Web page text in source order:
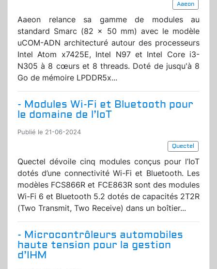
Aaeon
Aaeon relance sa gamme de modules au
standard Smarc (82 x 50 mm) avec le modèle
uCOM-ADN architecturé autour des processeurs
Intel Atom x7425E, Intel N97 et Intel Core i3-
N305 à 8 cœurs et 8 threads. Doté de jusqu'à 8
Go de mémoire LPDDR5x...
- Modules Wi-Fi et Bluetooth pour
le domaine de l’IoT
Publié le 21-06-2024
Quectel
Quectel dévoile cinq modules conçus pour l’IoT
dotés d’une connectivité Wi-Fi et Bluetooth. Les
modèles FCS866R et FCE863R sont des modules
Wi-Fi 6 et Bluetooth 5.2 dotés de capacités 2T2R
(Two Transmit, Two Receive) dans un boîtier...
- Microcontrôleurs automobiles
haute tension pour la gestion
d’IHM